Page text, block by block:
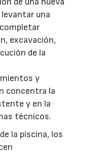
una
excavación,
de la
y
concentra la
y en la
técnicos.
la piscina, los